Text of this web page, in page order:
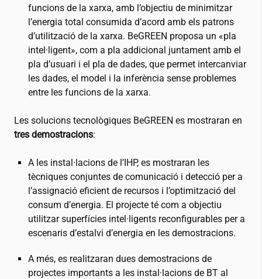
funcions de la xarxa, amb l’objectiu de minimitzar
l’energia total consumida d’acord amb els patrons
d’utilització de la xarxa. BeGREEN proposa un «pla
intel·ligent», com a pla addicional juntament amb el
pla d’usuari i el pla de dades, que permet intercanviar
les dades, el model i la inferència sense problemes
entre les funcions de la xarxa.
Les solucions tecnològiques BeGREEN es mostraran en
tres demostracions:
A les instal·lacions de l’IHP, es mostraran les
tècniques conjuntes de comunicació i detecció per a
l’assignació eficient de recursos i l’optimització del
consum d’energia. El projecte té com a objectiu
utilitzar superfícies intel·ligents reconfigurables per a
escenaris d’estalvi d’energia en les demostracions.
A més, es realitzaran dues demostracions de
projectes importants a les instal·lacions de BT al